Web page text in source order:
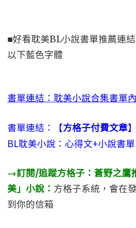
■好看耽美BL小說書單推薦連
以下藍色字體
書單連結：耽美小說合集書單
書單連結：【方格子付費文章
BL耽美小說：心得文+小說書單
→訂閱/追蹤方格子：蒼野之鷹
美」小說： 方格子系統，會在
到你的信箱